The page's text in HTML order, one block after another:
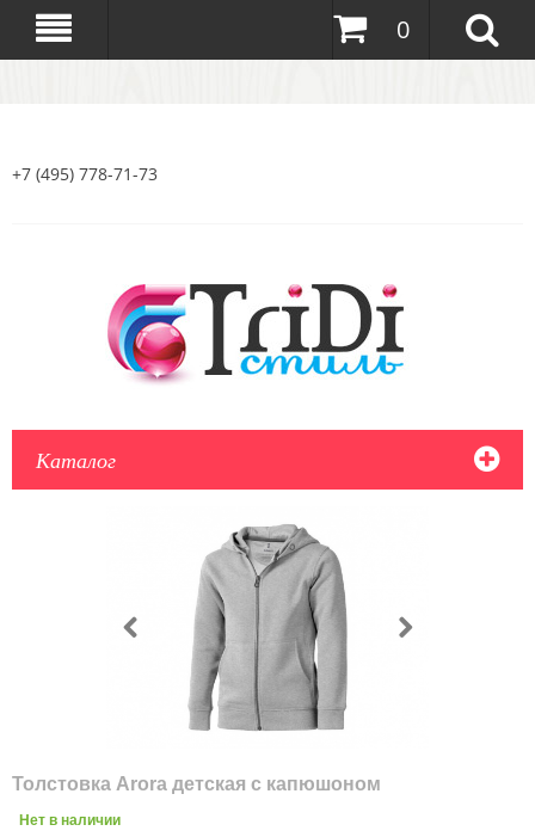
0
+7 (495) 778-71-73
Каталог
Толстовка Arora детская с капюшоном
Нет в наличии